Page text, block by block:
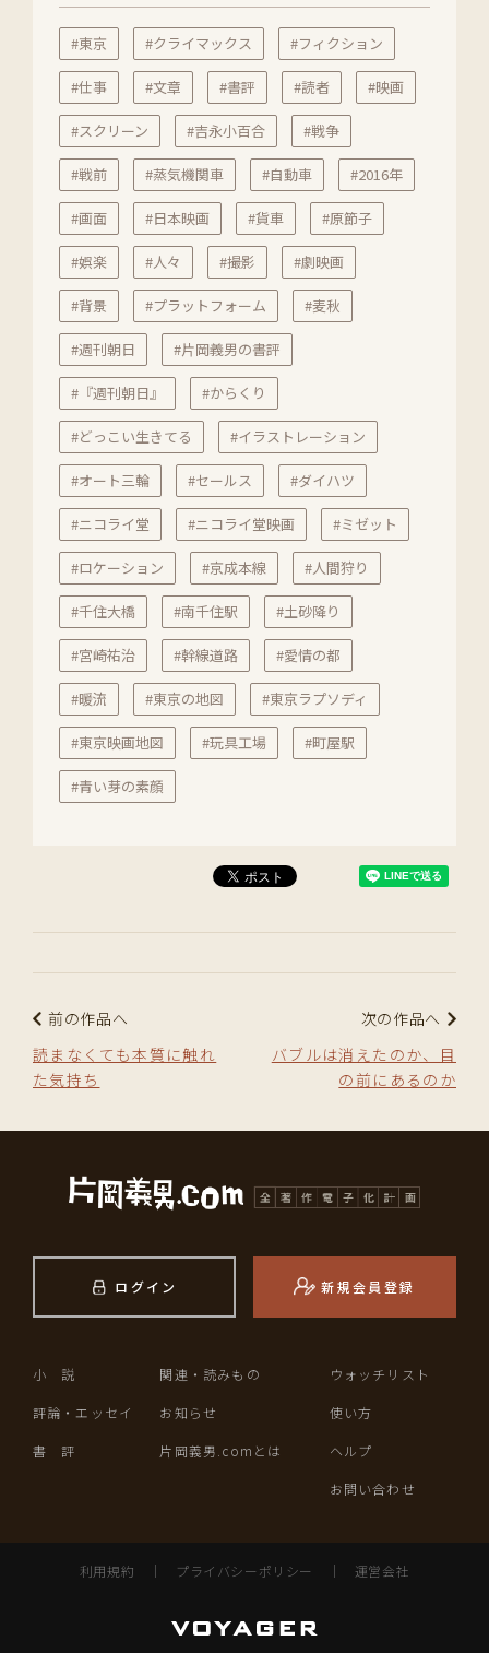
#東京 #クライマックス #フィクション
#仕事 #文章 #書評 #読者 #映画
#スクリーン #吉永小百合 #戦争
#戦前 #蒸気機関車 #自動車 #2016年
#画面 #日本映画 #貨車 #原節子
#娯楽 #人々 #撮影 #劇映画
#背景 #プラットフォーム #麦秋
#週刊朝日 #片岡義男の書評
#『週刊朝日』 #からくり
#どっこい生きてる #イラストレーション
#オート三輪 #セールス #ダイハツ
#ニコライ堂 #ニコライ堂映画 #ミゼット
#ロケーション #京成本線 #人間狩り
#千住大橋 #南千住駅 #土砂降り
#宮崎祐治 #幹線道路 #愛情の都
#暖流 #東京の地図 #東京ラプソディ
#東京映画地図 #玩具工場 #町屋駅
#青い芽の素顔
前の作品へ
読まなくても本質に触れ
た気持ち
次の作品へ
バブルは消えたのか、目
の前にあるのか
ログイン 新規会員登録
小 説
評論・エッセイ
書 評
関連・読みもの
お知らせ
片岡義男.comとは
ウォッチリスト
使い方
ヘルプ
お問い合わせ
利用規約 ｜ プライバシーポリシー ｜ 運営会社